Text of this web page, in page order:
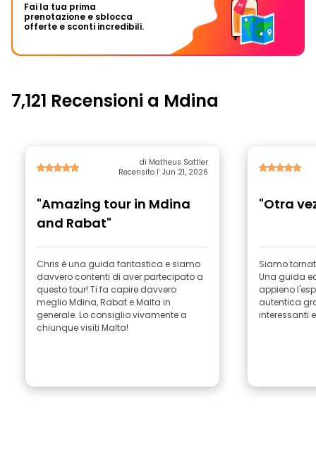
Fai la tua prima
prenotazione e sblocca
offerte e sconti incredibili.
7,121 Recensioni a Mdina
di Matheus Sattler
Recensito l’ Jun 21, 2026
"Amazing tour in Mdina
and Rabat"
Chris è una guida fantastica e siamo
davvero contenti di aver partecipato a
questo tour! Ti fa capire davvero
meglio Mdina, Rabat e Malta in
generale. Lo consiglio vivamente a
chiunque visiti Malta!
"Otra
Siamo
Una guida
appieno
autentica